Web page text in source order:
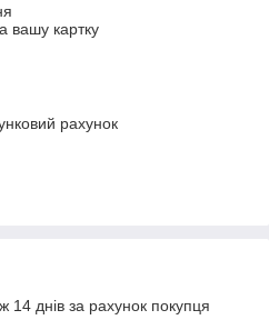
вашу картку
рахунок
днів за рахунок покупця